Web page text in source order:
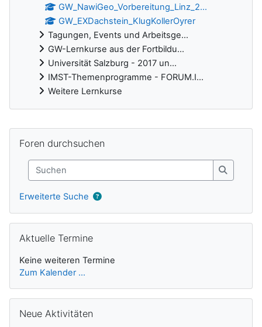
GW_NawiGeo_Vorbereitung_Linz_2...
GW_EXDachstein_KlugKollerOyrer
Tagungen, Events und Arbeitsge...
GW-Lernkurse aus der Fortbildu...
Universität Salzburg - 2017 un...
IMST-Themenprogramme - FORUM.I...
Weitere Lernkurse
Foren durchsuchen
Suchen
Suchen
Erweiterte Suche
Aktuelle Termine
Keine weiteren Termine
Zum Kalender ...
Neue Aktivitäten